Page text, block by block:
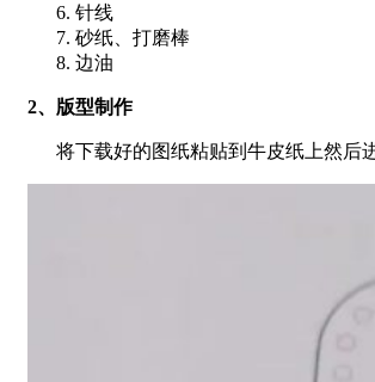
针线
砂纸、打磨棒
边油
2、版型制作
将下载好的图纸粘贴到牛皮纸上然后进